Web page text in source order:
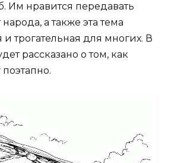
Им нравится передавать
а также эта тема
и трогательная для многих. В
рассказано о том, как